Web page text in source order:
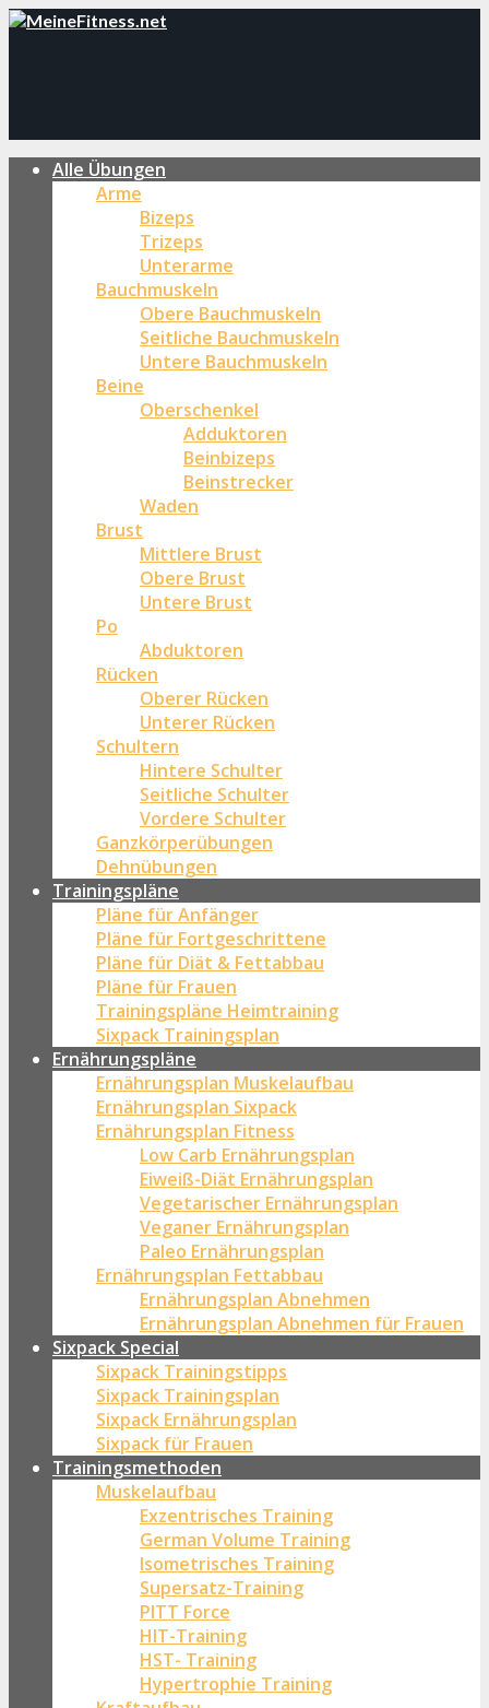
Alle Übungen
Arme
Bizeps
Trizeps
Unterarme
Bauchmuskeln
Obere Bauchmuskeln
Seitliche Bauchmuskeln
Untere Bauchmuskeln
Beine
Oberschenkel
Adduktoren
Beinbizeps
Beinstrecker
Waden
Brust
Mittlere Brust
Obere Brust
Untere Brust
Po
Abduktoren
Rücken
Oberer Rücken
Unterer Rücken
Schultern
Hintere Schulter
Seitliche Schulter
Vordere Schulter
Ganzkörperübungen
Dehnübungen
Trainingspläne
Pläne für Anfänger
Pläne für Fortgeschrittene
Pläne für Diät & Fettabbau
Pläne für Frauen
Trainingspläne Heimtraining
Sixpack Trainingsplan
Ernährungspläne
Ernährungsplan Muskelaufbau
Ernährungsplan Sixpack
Ernährungsplan Fitness
Low Carb Ernährungsplan
Eiweiß-Diät Ernährungsplan
Vegetarischer Ernährungsplan
Veganer Ernährungsplan
Paleo Ernährungsplan
Ernährungsplan Fettabbau
Ernährungsplan Abnehmen
Ernährungsplan Abnehmen für Frauen
Sixpack Special
Sixpack Trainingstipps
Sixpack Trainingsplan
Sixpack Ernährungsplan
Sixpack für Frauen
Trainingsmethoden
Muskelaufbau
Exzentrisches Training
German Volume Training
Isometrisches Training
Supersatz-Training
PITT Force
HIT-Training
HST- Training
Hypertrophie Training